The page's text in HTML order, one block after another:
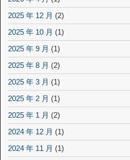
2025 年 12 月 (2)
2025 年 10 月 (1)
2025 年 9 月 (1)
2025 年 8 月 (2)
2025 年 3 月 (1)
2025 年 2 月 (1)
2025 年 1 月 (2)
2024 年 12 月 (1)
2024 年 11 月 (1)